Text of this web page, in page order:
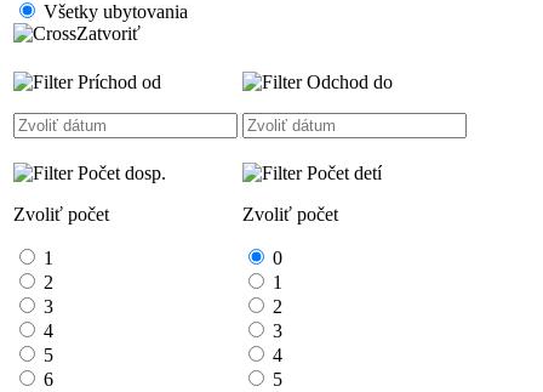
Všetky ubytovania
Zatvoriť
Príchod od Odchod do
Počet dosp.
Zvoliť počet
1
2
3
4
5
6
Počet detí
Zvoliť počet
0
1
2
3
4
5